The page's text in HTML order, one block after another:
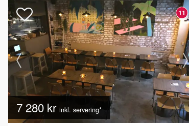
11
7 280 kr inkl. servering*